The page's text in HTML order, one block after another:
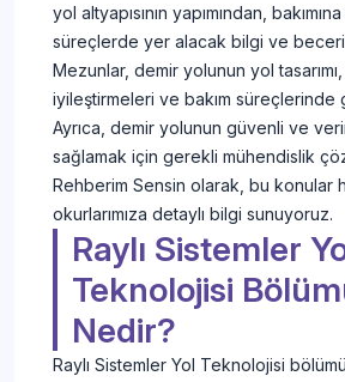
yol altyapısının yapımından,
süreçlerde yer alacak bilgi ve
Mezunlar, demir yolunun yol tasarımı,
iyileştirmeleri ve bakım süreçlerinde
Ayrıca, demir yolunun güvenli ve
sağlamak için gerekli mühendislik
Rehberim Sensin olarak, bu konular
okurlarımıza detaylı bilgi sunuyoruz.
Raylı Sistemler
Teknolojisi
Nedir?
Raylı Sistemler Yol Teknolojisi